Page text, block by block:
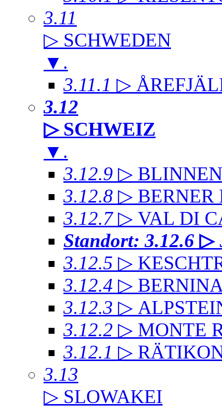
3.11
▷ SCHWEDEN
▼ .
3.11.1 ▷
3.12
▷ SCHWEIZ
▼ .
3.12.9 ▷
3.12.8 ▷ BERNER
3.12.7 ▷ VAL DI
Standort: 3.12.6 ▷
3.12.5 ▷
3.12.4 ▷
3.12.3 ▷
3.12.2 ▷ MONTE
3.12.1 ▷
3.13
▷ SLOWAKEI